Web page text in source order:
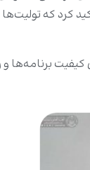
کرد که تولیت‌ها
برنامه‌ها و